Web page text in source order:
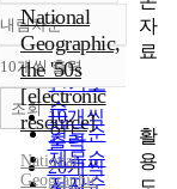
정확도
순
인기도
순
연도순
제목순
저자순
내림차순
내림차순
10개씩 출력
10개씩
출력
20개씩
조회
National
Geographic,
the '50s
[electronic
resource]
National
Geographic
자
료
활
용